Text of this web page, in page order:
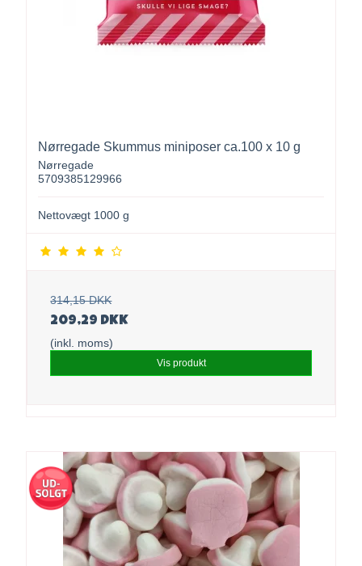
Nørregade Skummus miniposer ca.100 x 10 g
Nørregade
5709385129966
Nettovægt 1000 g
314,15 DKK
209,29 DKK
(inkl. moms)
Vis produkt